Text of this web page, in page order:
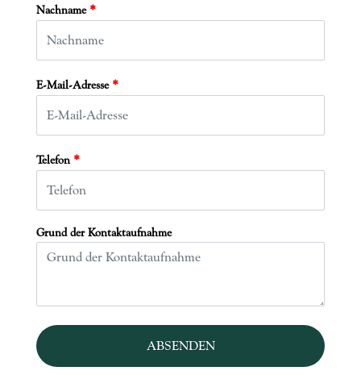
Nachname *
E-Mail-Adresse *
Telefon *
Grund der Kontaktaufnahme